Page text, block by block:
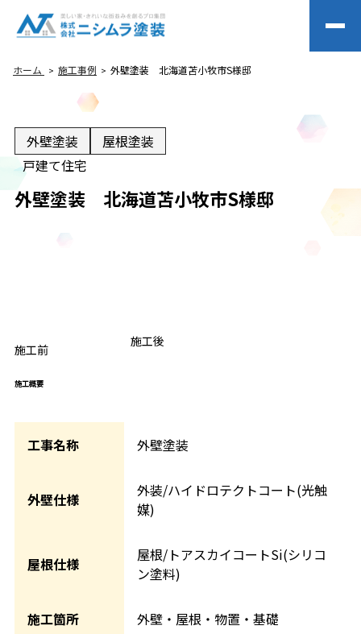
ホーム 施工事例 外壁塗装 北海道苫小牧市S様邸
外壁塗装
屋根塗装
戸建て住宅
外壁塗装 北海道苫小牧市S様邸
施工前
AFTER
施工後
施工概要
工事名称 外壁塗装
外壁仕様
外装/ハイドロテクトコート(光触
媒)
屋根仕様
屋根/トアスカイコートSi(シリコ
ン塗料)
施工箇所 外壁・屋根・物置・基礎